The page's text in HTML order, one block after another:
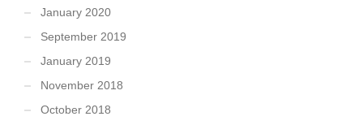
January 2020
September 2019
January 2019
November 2018
October 2018